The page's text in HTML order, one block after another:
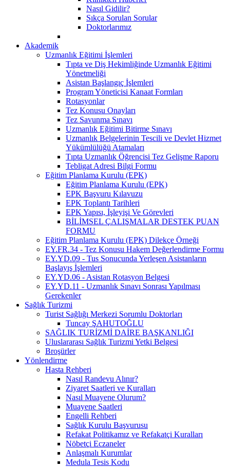
Nasıl Gidilir?
Sıkça Sorulan Sorular
Doktorlarımız
Akademik
Uzmanlık Eğitimi İşlemleri
Tıpta ve Diş Hekimliğinde Uzmanlık Eğitimi
Yönetmeliği
Asistan Başlangıç İşlemleri
Program Yöneticisi Kanaat Formları
Rotasyonlar
Tez Konusu Onayları
Tez Savunma Sınavı
Uzmanlık Eğitimi Bitirme Sınavı
Uzmanlık Belgelerinin Tescili ve Devlet Hizmet
Yükümlülüğü Atamaları
Tıpta Uzmanlık Öğrencisi Tez Gelişme Raporu
Tebligat Adresi Bilgi Formu
Eğitim Planlama Kurulu (EPK)
Eğitim Planlama Kurulu (EPK)
EPK Başvuru Kılavuzu
EPK Toplantı Tarihleri
EPK Yapısı, İşleyişi Ve Görevleri
BİLİMSEL ÇALIŞMALAR DESTEK PUAN
FORMU
Eğitim Planlama Kurulu (EPK) Dilekçe Örneği
EY.FR.34 - Tez Konusu Hakem Değerlendirme Formu
EY.YD.09 - Tus Sonucunda Yerleşen Asistanların
Başlayış İşlemleri
EY.YD.06 - Asistan Rotasyon Belgesi
EY.YD.11 - Uzmanlık Sınavı Sonrası Yapılması
Gerekenler
Sağlık Turizmi
Turist Sağlığı Merkezi Sorumlu Doktorları
Tuncay ŞAHUTOĞLU
SAĞLIK TURİZMİ DAİRE BAŞKANLIĞI
Uluslararası Sağlık Turizmi Yetki Belgesi
Broşürler
Yönlendirme
Hasta Rehberi
Nasıl Randevu Alınır?
Ziyaret Saatleri ve Kuralları
Nasıl Muayene Olurum?
Muayene Saatleri
Engelli Rehberi
Sağlık Kurulu Başvurusu
Refakat Politikamız ve Refakatçi Kuralları
Nöbetçi Eczaneler
Anlaşmalı Kurumlar
Medula Tesis Kodu